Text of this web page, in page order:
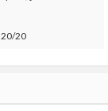
20/20